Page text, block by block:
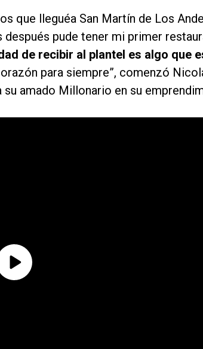
que lleguéa San Martín de Los
pude tener mi primer
de recibir al plantel es algo que
para siempre”, comenzó
amado Millonario en su